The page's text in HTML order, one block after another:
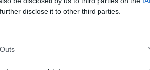
disclose it to other third parties.
Συγκατάθεσης
τεχνολογίες όπως cookies για
δεδομένα προσωπικού
συγκατάθεσης, μπορεί να επηρεάσει